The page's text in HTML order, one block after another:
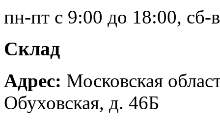
пн-пт с 9:00 до 18:00,
Склад
Адрес: Московская
Обуховская, д. 46Б